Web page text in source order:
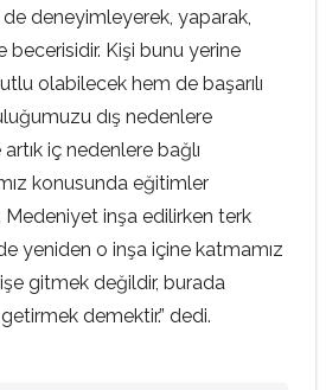
deneyimleyerek, yaparak,
Kişi bunu yerine
olabilecek hem de başarılı
dış nedenlere
iç nedenlere bağlı
konusunda eğitimler
Medeniyet inşa edilirken terk
yeniden o inşa içine katmamız
gitmek değildir, burada
demektir.” dedi.